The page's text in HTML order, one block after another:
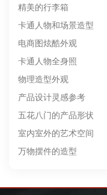
精美的行李箱
卡通人物和场景造型
电商图炫酷外观
卡通人物全身照
物理造型外观
产品设计灵感参考
五花八门的产品形状
室内室外的艺术空间
万物摆件的造型